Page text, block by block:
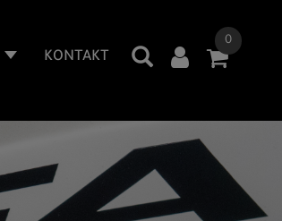
0
KONTAKT